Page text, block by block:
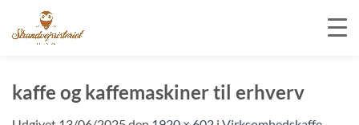
indhold
kaffe og kaffemaskiner til erhverv